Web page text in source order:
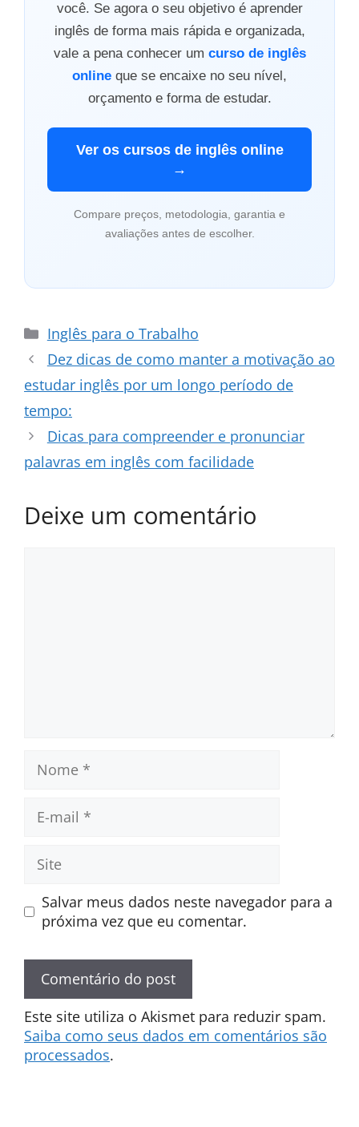
você. Se agora o seu objetivo é aprender
inglês de forma mais rápida e organizada,
vale a pena conhecer um curso de inglês
online que se encaixe no seu nível,
orçamento e forma de estudar.
Ver os cursos de inglês online
→
Compare preços, metodologia, garantia e
avaliações antes de escolher.
Categorias
Inglês para o Trabalho
Dez dicas de como manter a motivação ao
estudar inglês por um longo período de
tempo:
Dicas para compreender e pronunciar
palavras em inglês com facilidade
Deixe um comentário
mail
Site
Salvar meus dados neste navegador para a
próxima vez que eu comentar.
Este site utiliza o Akismet para reduzir spam.
Saiba como seus dados em comentários são
processados.